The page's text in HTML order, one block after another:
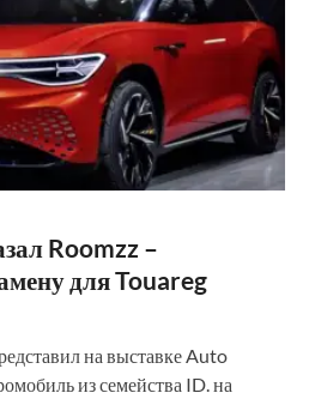
Roomzz –
для Touareg
на выставке Auto
из семейства ID. на